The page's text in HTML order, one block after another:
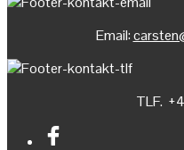
Email:
TLF.